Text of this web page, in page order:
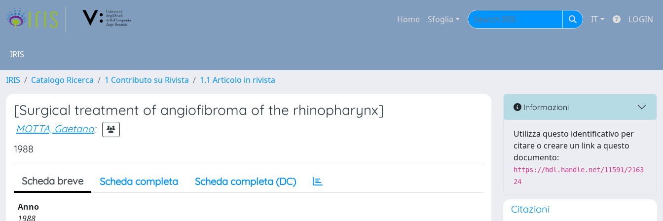
Home Sfoglia IT LOGIN
IRIS
IRIS Catalogo Ricerca 1 Contributo su Rivista 1.1 Articolo in rivista
[Surgical treatment of angiofibroma of the rhinopharynx]
MOTTA, Gaetano;
1988
Scheda breve Scheda completa Scheda completa (DC)
Anno
1988
Informazioni
Utilizza questo identificativo per
citare o creare un link a questo
documento:
https://hdl.handle.net/11591/2163
24
Citazioni